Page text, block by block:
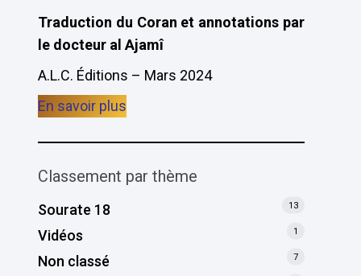
Traduction du Coran et annotations par
le docteur al Ajamî
A.L.C. Éditions – Mars 2024
En savoir plus
Classement par thème
Sourate 18 13
Vidéos 1
Non classé 7